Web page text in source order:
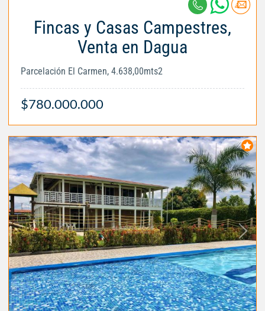
Fincas y Casas Campestres,
Venta en Dagua
Parcelación El Carmen, 4.638,00mts2
$780.000.000